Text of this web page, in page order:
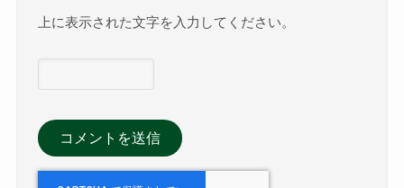
上に表示された文字を入力してください。